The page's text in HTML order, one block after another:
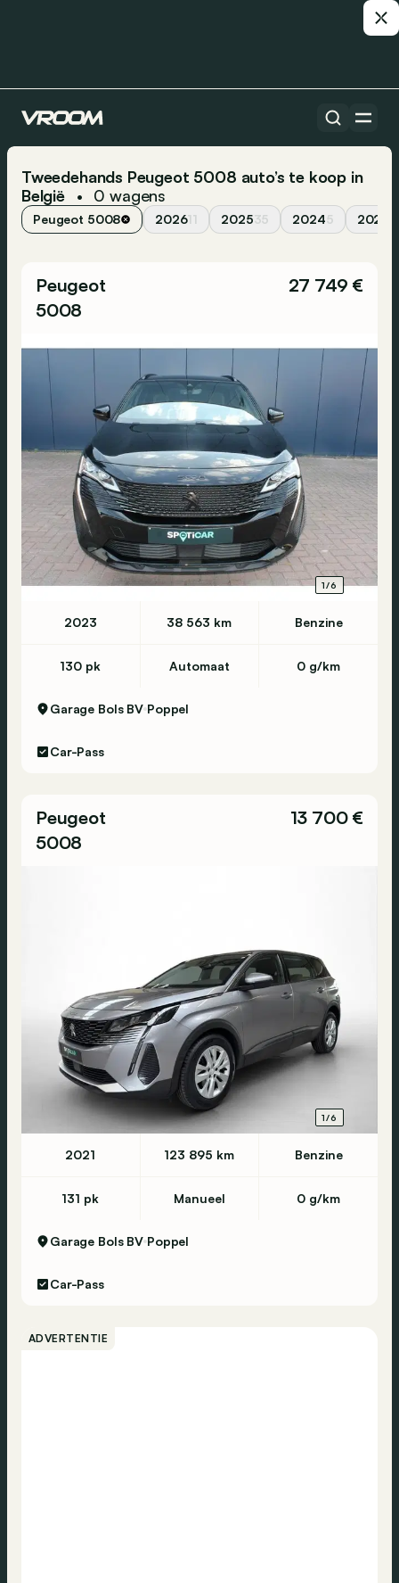
Tweedehands Peugeot 5008 auto’s te koop in
België
• 0 wagens
Peugeot 5008 202611 202535 20245 2023
Peugeot
5008
27 749 €
1/6
2023 38 563 km Benzine
130 pk Automaat 0 g/km
Garage Bols BV Poppel
Car-Pass
Peugeot
5008
13 700 €
1/6
2021 123 895 km Benzine
131 pk Manueel 0 g/km
Garage Bols BV Poppel
Car-Pass
ADVERTENTIE